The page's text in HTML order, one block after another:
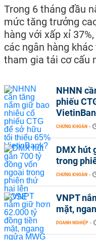
Trong 6 tháng đầu
mức tăng trưởng
hàng với xấp xỉ
các ngân hàng
tham gia tái cơ cấu
NHNN
phiếu
CHỨNG KHOÁN -
DMX hút
trong
CHỨNG KHOÁN -
VNPT
mặt,
DOANH NGHIỆP -